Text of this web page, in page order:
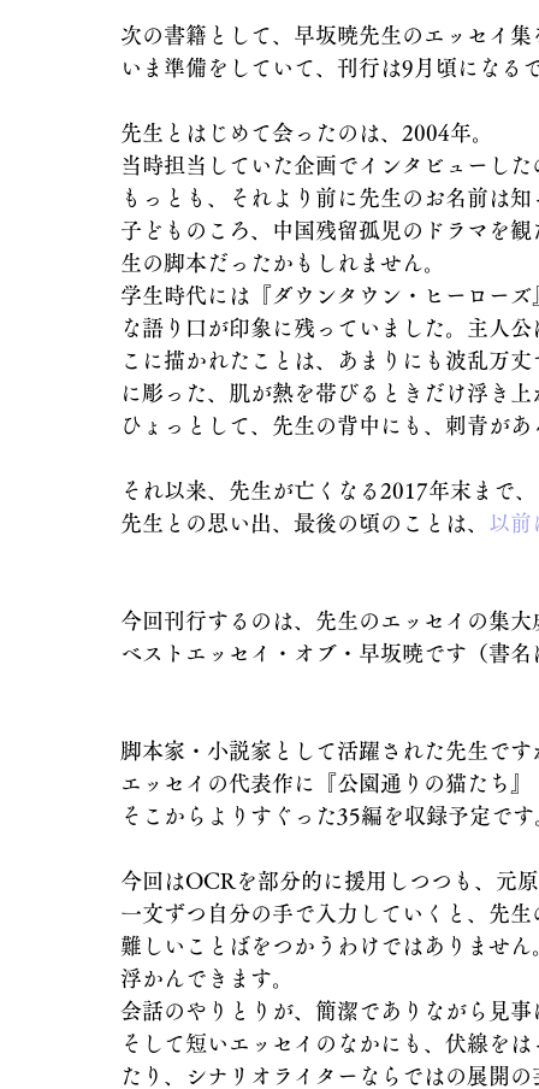
次の書籍として、早坂暁先生のエッセイ集
いま準備をしていて、刊行は9月頃になる
先生とはじめて会ったのは、2004年。
当時担当していた企画でインタビューした
もっとも、それより前に先生のお名前は
子どものころ、中国残留孤児のドラマを
生の脚本だったかもしれません。
学生時代には『ダウンタウン・ヒーロー
な語り口が印象に残っていました。主人
こに描かれたことは、あまりにも波乱万
に彫った、肌が熱を帯びるときだけ浮き
ひょっとして、先生の背中にも、刺青が
それ以来、先生が亡くなる2017年末まで
先生との思い出、最後の頃のことは、 以前
今回刊行するのは、先生のエッセイの集大
ベストエッセイ・オブ・早坂暁です（書名
脚本家・小説家として活躍された先生で
エッセイの代表作に『公園通りの猫たち
そこからよりすぐった35編を収録予定です
今回はOCRを部分的に援用しつつも、元
一文ずつ自分の手で入力していくと、先
難しいことばをつかうわけではありませ
浮かんできます。
会話のやりとりが、簡潔でありながら見
そして短いエッセイのなかにも、伏線を
たり、シナリオライターならではの展開